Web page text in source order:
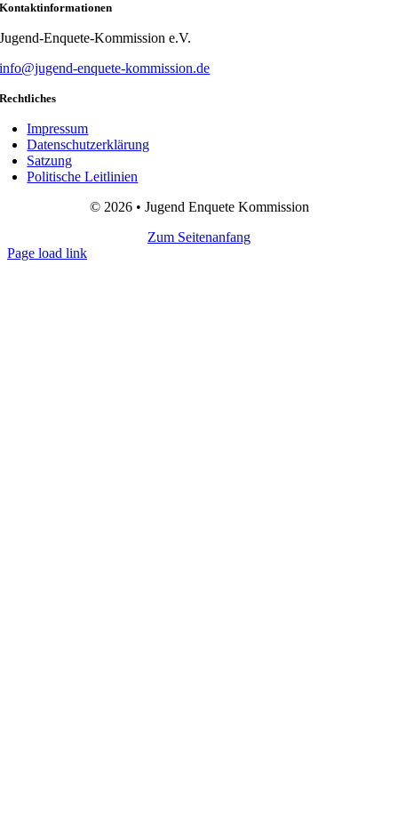
Kontaktinformationen
Jugend-Enquete-Kommission e.V.
info@jugend-enquete-kommission.de
Rechtliches
Impressum
Datenschutzerklärung
Satzung
Politische Leitlinien
© 2026 • Jugend Enquete Kommission
Zum Seitenanfang
Page load link